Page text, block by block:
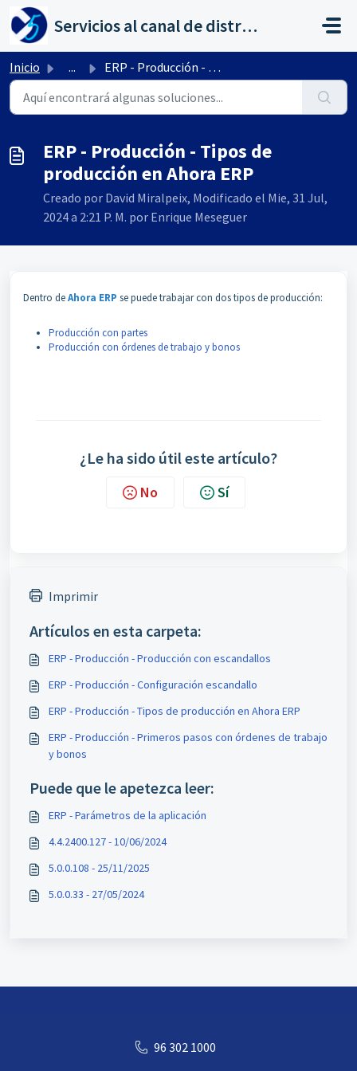
Saltar al contenido principal
Servicios al canal de distribución de AHORA
Inicio ... ERP - Producción - Tipos de producción en Ahora ERP
ERP - Producción - Tipos de
producción en Ahora ERP
Creado por David Miralpeix, Modificado el Mie, 31 Jul,
2024 a 2:21 P. M. por Enrique Meseguer
Dentro deAhora ERP se puede trabajar con dos tipos de producción:
Producción con partes
Producción con órdenes de trabajo y bonos
¿Le ha sido útil este artículo?
No Sí
Imprimir
Artículos en esta carpeta:
ERP - Producción - Producción con escandallos
ERP - Producción - Configuración escandallo
ERP - Producción - Tipos de producción en Ahora ERP
ERP - Producción - Primeros pasos con órdenes de trabajo
y bonos
Puede que le apetezca leer:
ERP - Parámetros de la aplicación
4.4.2400.127 - 10/06/2024
5.0.0.108 - 25/11/2025
5.0.0.33 - 27/05/2024
96 302 1000